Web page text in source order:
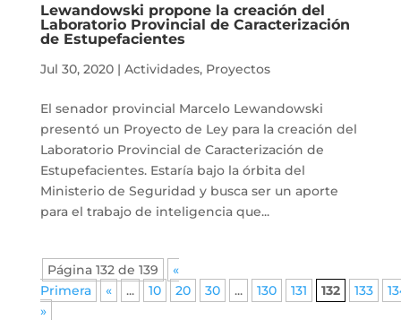
Lewandowski propone la creación del
Laboratorio Provincial de Caracterización
de Estupefacientes
Jul 30, 2020| Actividades, Proyectos
El senador provincial Marcelo Lewandowski
presentó un Proyecto de Ley para la creación del
Laboratorio Provincial de Caracterización de
Estupefacientes. Estaría bajo la órbita del
Ministerio de Seguridad y busca ser un aporte
para el trabajo de inteligencia que...
Página 132 de 139
«
Primera
« ... 10 20 30 ... 130 131 132 133
»